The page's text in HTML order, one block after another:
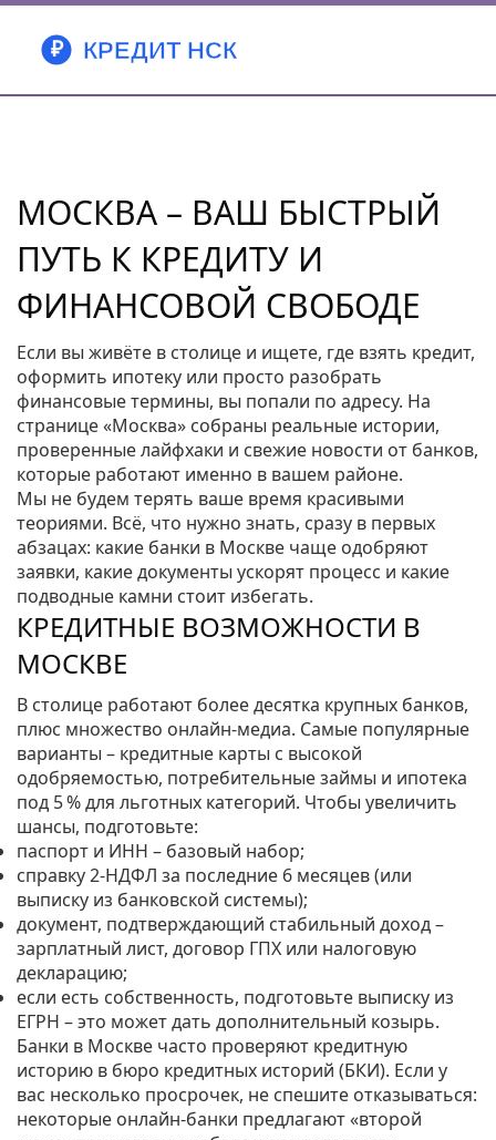
МОСКВА – ВАШ БЫСТРЫЙ
ПУТЬ К КРЕДИТУ И
ФИНАНСОВОЙ СВОБОДЕ
Если вы живёте в столице и ищете, где взять кредит,
оформить ипотеку или просто разобрать
финансовые термины, вы попали по адресу. На
странице «Москва» собраны реальные истории,
проверенные лайфхаки и свежие новости от банков,
которые работают именно в вашем районе.
Мы не будем терять ваше время красивыми
теориями. Всё, что нужно знать, сразу в первых
абзацах: какие банки в Москве чаще одобряют
заявки, какие документы ускорят процесс и какие
подводные камни стоит избегать.
КРЕДИТНЫЕ ВОЗМОЖНОСТИ В
МОСКВЕ
В столице работают более десятка крупных банков,
плюс множество онлайн‑медиа. Самые популярные
варианты – кредитные карты с высокой
одобряемостью, потребительные займы и ипотека
под 5 % для льготных категорий. Чтобы увеличить
шансы, подготовьте:
паспорт и ИНН – базовый набор;
справку 2‑НДФЛ за последние 6 месяцев (или
выписку из банковской системы);
документ, подтверждающий стабильный доход –
зарплатный лист, договор ГПХ или налоговую
декларацию;
если есть собственность, подготовьте выписку из
ЕГРН – это может дать дополнительный козырь.
Банки в Москве часто проверяют кредитную
историю в бюро кредитных историй (БКИ). Если у
вас несколько просрочек, не спешите отказываться:
некоторые онлайн‑банки предлагают «второй